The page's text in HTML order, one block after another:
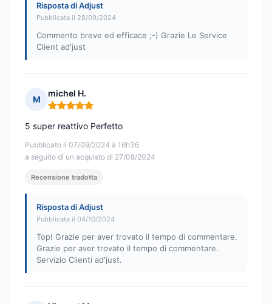
Risposta di Adjust
Pubblicata il 28/09/2024
Commento breve ed efficace ;-) Grazie Le Service
Client ad'just
M
michel H.
Nota: 5 su 5
Pubblicato il 07/09/2024 à 16h36
a seguito di un acquisto di 27/08/2024
5 super reattivo Perfetto
Recensione tradotta
Risposta di Adjust
Pubblicata il 04/10/2024
Top! Grazie per aver trovato il tempo di commentare.
Grazie per aver trovato il tempo di commentare.
Servizio Clienti ad'just.